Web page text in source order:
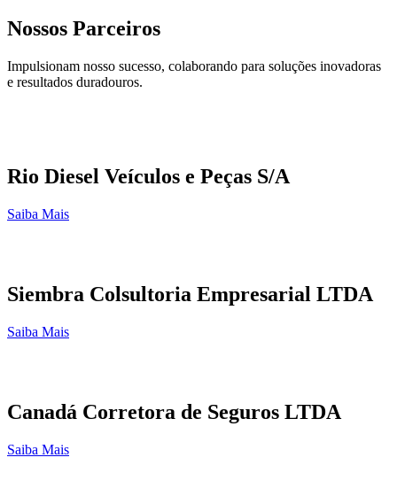
Nossos Parceiros
Impulsionam nosso sucesso, colaborando para soluções inovadoras
e resultados duradouros.
Rio Diesel Veículos e Peças S/A
Saiba Mais
Siembra Colsultoria Empresarial LTDA
Saiba Mais
Canadá Corretora de Seguros LTDA
Saiba Mais